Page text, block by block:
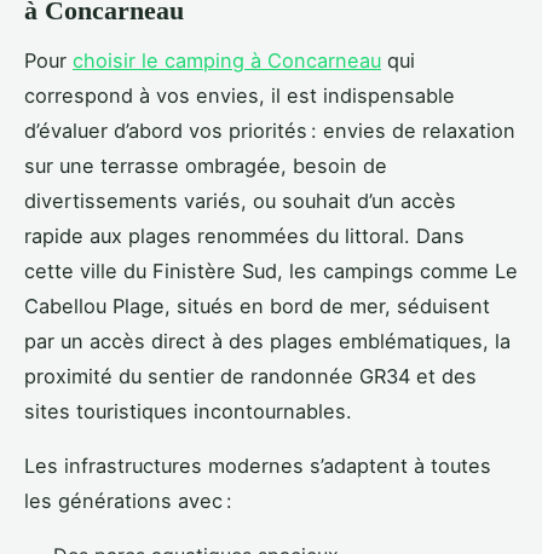
à Concarneau
Pour choisir le camping à Concarneau qui
correspond à vos envies, il est indispensable
d’évaluer d’abord vos priorités : envies de relaxation
sur une terrasse ombragée, besoin de
divertissements variés, ou souhait d’un accès
rapide aux plages renommées du littoral. Dans
cette ville du Finistère Sud, les campings comme Le
Cabellou Plage, situés en bord de mer, séduisent
par un accès direct à des plages emblématiques, la
proximité du sentier de randonnée GR34 et des
sites touristiques incontournables.
Les infrastructures modernes s’adaptent à toutes
les générations avec :